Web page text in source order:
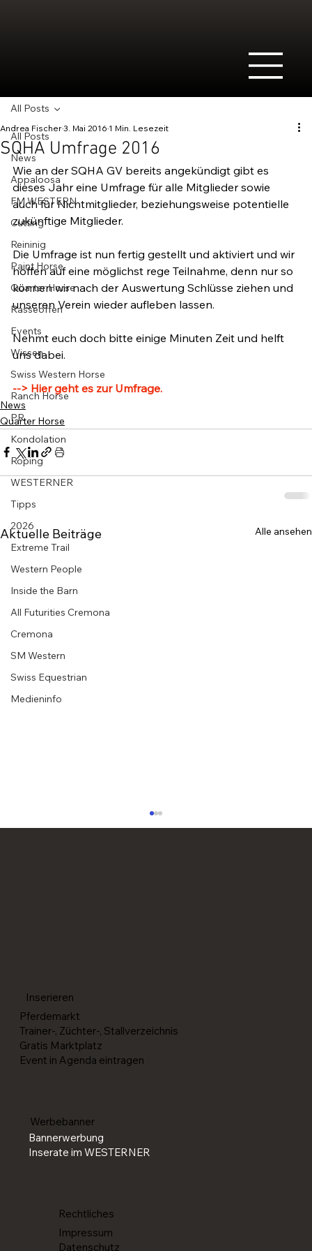
All Posts
News
Appaloosa
FM WESTERN
Cutting
Reininig
Paint Horse
Quarter Horse
Rasseoffen
Events
Wissen
Swiss Western Horse
Ranch Horse
PR
Kondolation
Roping
WESTERNER
Tipps
2026
Extreme Trail
Western People
Inside the Barn
All Futurities Cremona
Cremona
SM Western
Swiss Equestrian
Medieninfo
All Posts
SQHA Umfrage 2016
Andrea Fischer3. Mai 2016 1 Min. Lesezeit
Wie an der SQHA GV bereits angekündigt gibt es
dieses Jahr eine Umfrage für alle Mitglieder sowie
auch für Nichtmitglieder, beziehungsweise potentielle
zukünftige Mitglieder.
Die Umfrage ist nun fertig gestellt und aktiviert und wir
hoffen auf eine möglichst rege Teilnahme, denn nur so
können wir nach der Auswertung Schlüsse ziehen und
unseren Verein wieder aufleben lassen.
Nehmt euch doch bitte einige Minuten Zeit und helft
uns dabei.
--> Hier geht es zur Umfrage.
News
Quarter Horse
Aktuelle Beiträge Alle ansehen
Rechtliches
Impressum
Datenschutz
Inserieren
Pferdemarkt
Trainer-, Züchter-, Stallverzeichnis
Gratis Marktplatz
Event in Agenda eintragen
Werbebanner
Bannerwerbung
Inserate im WESTERNER